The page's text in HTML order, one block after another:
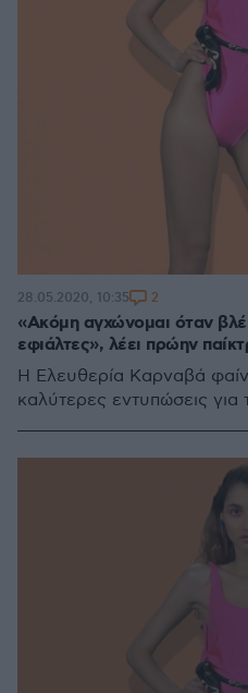
«Ακόμη αγχώνομαι όταν
εφιάλτες», λέει πρώην
Η Ελευθερία Καρναβά
καλύτερες εντυπώσεις για
28.05.2020, 10:35 2